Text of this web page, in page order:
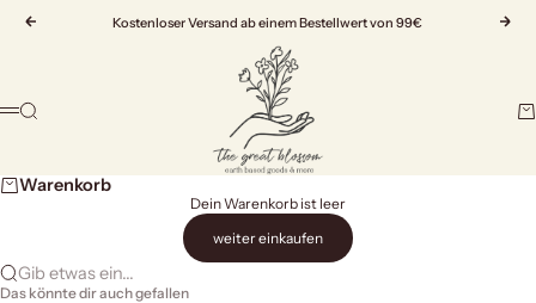
Zurück
Kostenloser Versand ab einem Bestellwert von 99€
Vor
The Great Blossom
Menü
Suche
Warenkorb
Dein Warenkorb ist leer
weiter einkaufen
Gib etwas ein...
Das könnte dir auch gefallen